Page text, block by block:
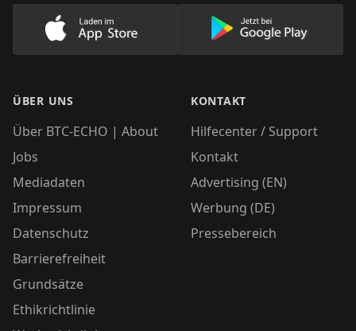
Lade unsere App im AppStore herunter
Lade unsere
ÜBER UNS
Über BTC-ECHO | About
Jobs
Mediadaten
Impressum
Datenschutz
Barrierefreiheit
Grundsätze
Ethikrichtlinie
KONTAKT
Hilfecenter / Support
Kontakt
Advertising (EN)
Werbung (DE)
Pressebereich